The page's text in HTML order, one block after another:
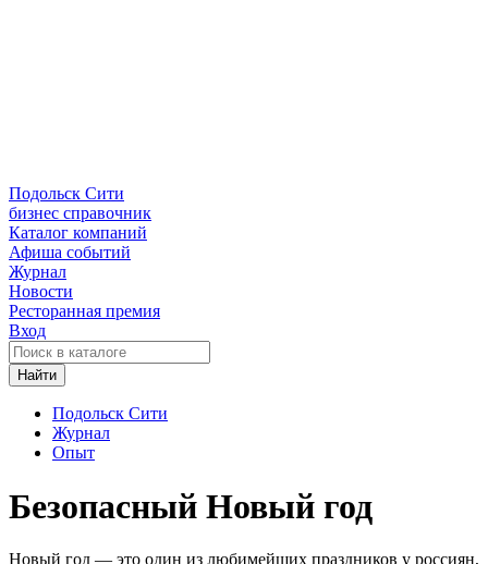
Подольск Сити
бизнес справочник
Каталог компаний
Афиша событий
Журнал
Новости
Ресторанная премия
Вход
Найти
Подольск Сити
Журнал
Опыт
Безопасный Новый год
Новый год — это один из любимейших праздников у россиян,